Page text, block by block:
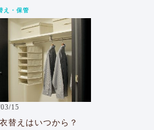
え・保管
15
替えはいつから？